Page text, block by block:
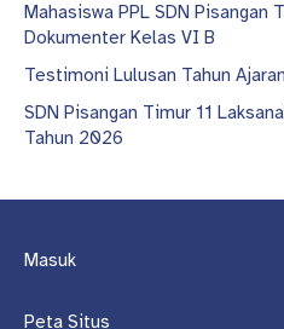
Mahasiswa PPL SDN Pisangan
Dokumenter Kelas VI B
Testimoni Lulusan Tahun
SDN Pisangan Timur 11
Tahun 2026
Masuk
Peta Situs